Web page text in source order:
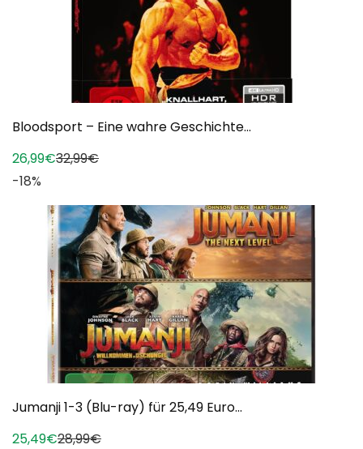
Bloodsport – Eine wahre Geschichte...
26,99€32,99€
-18%
Jumanji 1-3 (Blu-ray) für 25,49 Euro...
25,49€28,99€